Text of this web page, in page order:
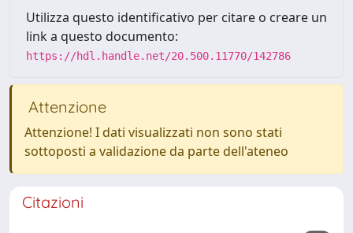
Utilizza questo identificativo per citare o creare un
link a questo documento:
https://hdl.handle.net/20.500.11770/142786
Attenzione
Attenzione! I dati visualizzati non sono stati
sottoposti a validazione da parte dell'ateneo
Citazioni